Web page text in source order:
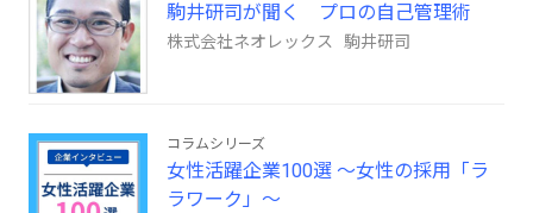
駒井研司が聞く プロの自己管理術
株式会社ネオレックス 駒井研司
コラムシリーズ
女性活躍企業100選 ～女性の採用「ラ
ラワーク」～